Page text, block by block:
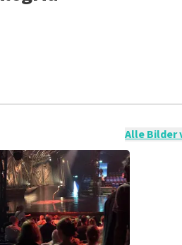
möglich, eine Bewertung
wird.
Alle Bilder